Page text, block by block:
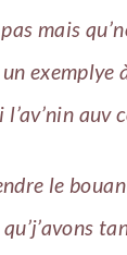
mais
exemplye
l’av’nin auv
le